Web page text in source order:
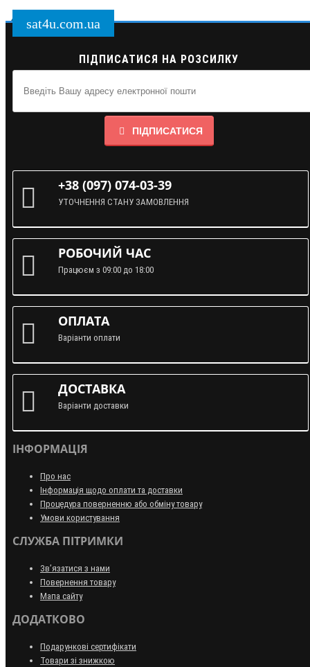
sat4u.com.ua
ПІДПИСАТИСЯ НА РОЗСИЛКУ
ПІДПИСАТИСЯ
+38 (097) 074-03-39
УТОЧНЕННЯ СТАНУ ЗАМОВЛЕННЯ
РОБОЧИЙ ЧАС
Працюєм з 09:00 до 18:00
ОПЛАТА
Варіанти оплати
ДОСТАВКА
Варіанти доставки
ІНФОРМАЦІЯ
Про нас
Інформація щодо оплати та доставки
Процедура поверненню або обміну товару
Умови користування
СЛУЖБА ПІТРИМКИ
Зв’язатися з нами
Повернення товару
Мапа сайту
ДОДАТКОВО
Подарункові сертифікати
Товари зі знижкою